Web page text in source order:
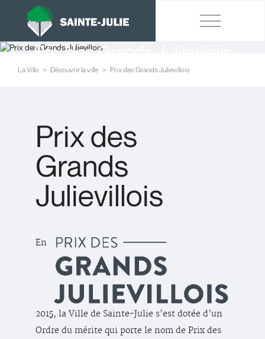
Prix des Grands Julievillois
La Ville Découvrir la ville Prix des Grands Julievillois
Prix des
Grands
Julievillois
En
2015, la Ville de Sainte-Julie s’est dotée d’un
Ordre du mérite qui porte le nom de Prix des